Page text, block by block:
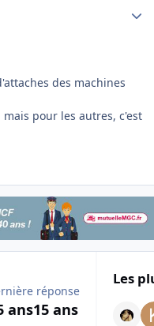
des machines
mais pour les autres, c'est
réponse
ans15 ans
Les